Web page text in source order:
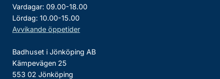
Vardagar: 09.00-18.00
Lördag: 10.00-15.00
Avvikande öppetider
Badhuset i Jönköping AB
Kämpevägen 25
553 02 Jönköping